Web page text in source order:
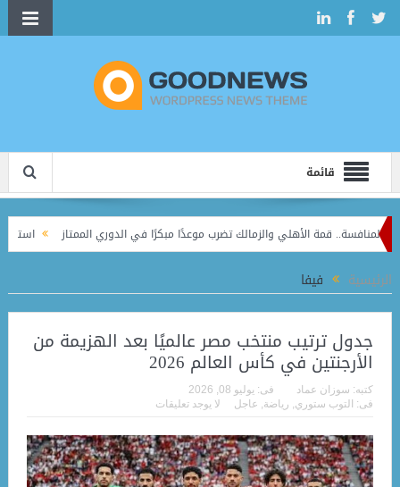
قائمة
والزمالك تضرب موعدًا مبكرًا في الدوري الممتاز استاد القاهرة يفتح أبوابه لـ5 أندية في الموسم الجديد.. وخطة لتقليص العدد مستقبلًا
الرئيسية فيفا
جدول ترتيب منتخب مصر عالميًا بعد الهزيمة من
الأرجنتين في كأس العالم 2026
كتبه: سوزان عماد فى: يوليو 08, 2026
فى: التوب ستوري رياضة عاجل لا يوجد تعليقات